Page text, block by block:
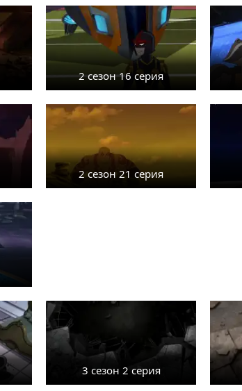
2 сезон 16 серия
2 сезон 21 серия
3 сезон 2 серия